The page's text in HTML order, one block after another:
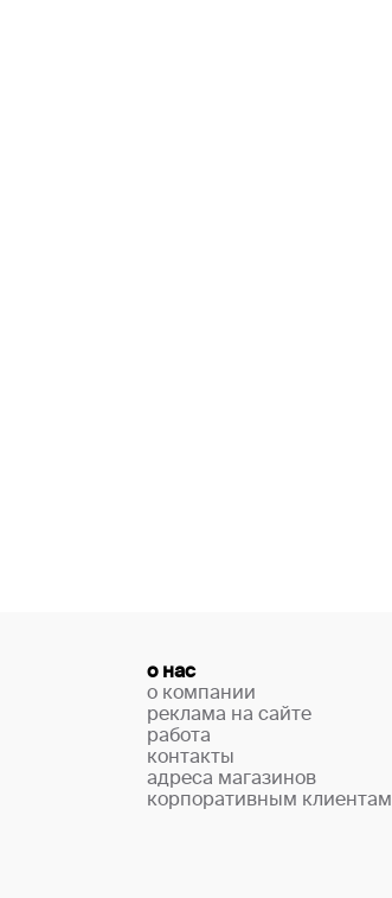
о нас
о компании
реклама на сайте
работа
контакты
адреса магазинов
корпоративным клиентам